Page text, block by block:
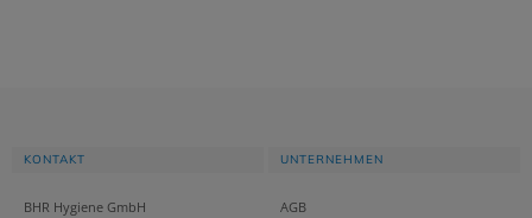
KONTAKT
BHR Hygiene GmbH
UNTERNEHMEN
AGB